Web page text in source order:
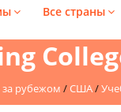
Все страны
рубежом /США/